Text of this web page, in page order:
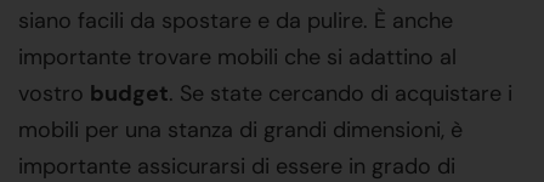
siano facili da spostare e da pulire. È anche
importante trovare mobili che si adattino al
vostro budget. Se state cercando di acquistare i
mobili per una stanza di grandi dimensioni, è
importante assicurarsi di essere in grado di